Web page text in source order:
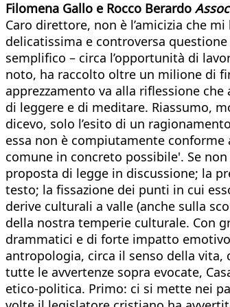
Filomena Gallo e Rocco Berardo
Caro direttore, non è l’amicizia che
delicatissima e controversa
semplifico – circa l’opportunità di
noto, ha raccolto oltre un milione di
apprezzamento va alla riflessione
di leggere e di meditare. Riassumo,
dicevo, solo l’esito di un
essa non è compiutamente
comune in concreto possibile'. Se
proposta di legge in discussione; la
testo; la fissazione dei punti in cui
derive culturali a valle (anche sulla
della nostra temperie culturale. Con
drammatici e di forte impatto
antropologia, circa il senso della vita,
tutte le avvertenze sopra evocate,
etico-politica. Primo: ci si mette nei